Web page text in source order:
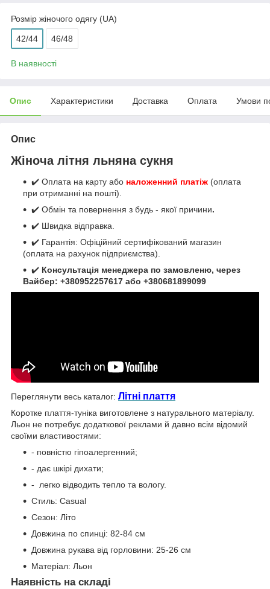
Розмір жіночого одягу (UA)
42/44 46/48
В наявності
Опис Характеристики Доставка Оплата Умови
Опис
Жіноча літня льняна сукня
✔️ Оплата на карту або наложенний платіж (оплата
при отриманні на пошті).
✔️ Обмін та повернення з будь - якої причини.
✔️ Швидка відправка.
✔️ Гарантія: Офіційний сертифікований магазин
(оплата на рахунок підприємства).
✔️ Консультація менеджера по замовленю, через
Вайбер: +380952257617 або +380681899099
Переглянути весь каталог: Літні плаття
Коротке плаття-туніка виготовлене з натурального матеріалу.
Льон не потребує додаткової реклами й давно всім відомий
своїми властивостями:
- повністю гіпоалергенний;
- дає шкірі дихати;
- легко відводить тепло та вологу.
Стиль: Casual
Сезон: Літо
Довжина по спинці: 82-84 см
Довжина рукава від горловини: 25-26 см
Матеріал: Льон
Наявність на складі